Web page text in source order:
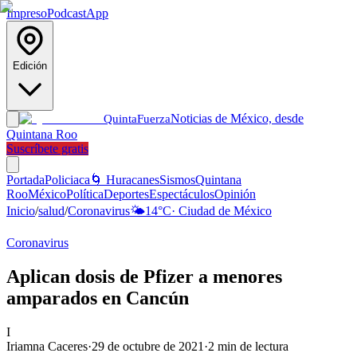
ImpresoPodcastApp
Edición
QuintaFuerzaNoticias de México, desde
Quintana Roo
Suscríbete gratis
PortadaPoliciaca 🌀 HuracanesSismosQuintana
RooMéxicoPolíticaDeportesEspectáculosOpinión
Inicio/salud/Coronavirus🌤️14°C· Ciudad de México
Coronavirus
Aplican dosis de Pfizer a menores
amparados en Cancún
I
Iriamna Caceres·29 de octubre de 2021 ·2 min de lectura